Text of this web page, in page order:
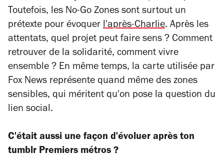
Toutefois, les No-Go Zones sont surtout un
prétexte pour évoquer l'après-Charlie. Après les
attentats, quel projet peut faire sens ? Comment
retrouver de la solidarité, comment vivre
ensemble ? En même temps, la carte utilisée par
Fox News représente quand même des zones
sensibles, qui méritent qu'on pose la question du
lien social.
C'était aussi une façon d'évoluer après ton
tumblr Premiers métros ?